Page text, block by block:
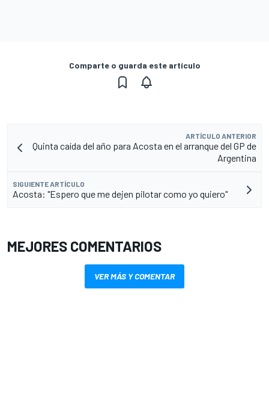
Comparte o guarda este artículo
ARTÍCULO ANTERIOR
Quinta caída del año para Acosta en el arranque del GP de
Argentina
SIGUIENTE ARTÍCULO
Acosta: "Espero que me dejen pilotar como yo quiero"
MEJORES COMENTARIOS
VER MÁS Y COMENTAR